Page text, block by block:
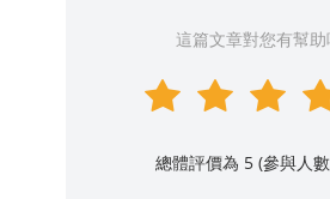
這篇文章對您有幫助
總體評價為 5 (參與人